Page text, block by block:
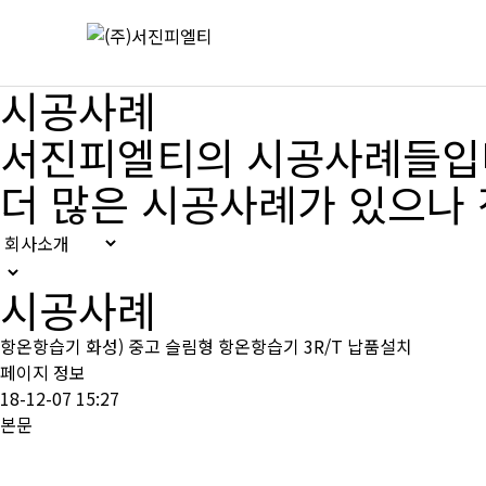
시공사례
서진피엘티의 시공사례들
더 많은 시공사례가 있으
시공사례
항온항습기 화성) 중고 슬림형 항온항습기 3R/T 납품설치
페이지 정보
18-12-07 15:27
본문